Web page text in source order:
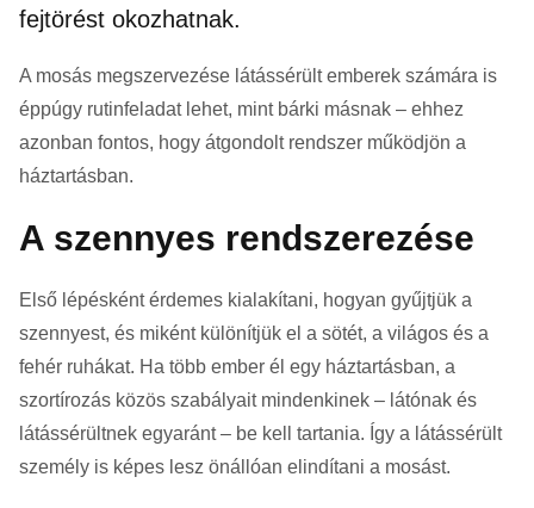
fejtörést okozhatnak.
A mosás megszervezése látássérült emberek számára is
éppúgy rutinfeladat lehet, mint bárki másnak – ehhez
azonban fontos, hogy átgondolt rendszer működjön a
háztartásban.
A szennyes rendszerezése
Első lépésként érdemes kialakítani, hogyan gyűjtjük a
szennyest, és miként különítjük el a sötét, a világos és a
fehér ruhákat. Ha több ember él egy háztartásban, a
szortírozás közös szabályait mindenkinek – látónak és
látássérültnek egyaránt – be kell tartania. Így a látássérült
személy is képes lesz önállóan elindítani a mosást.